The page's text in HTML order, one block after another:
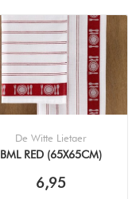
De Witte Lietaer
BML RED (65X65CM)
6,95